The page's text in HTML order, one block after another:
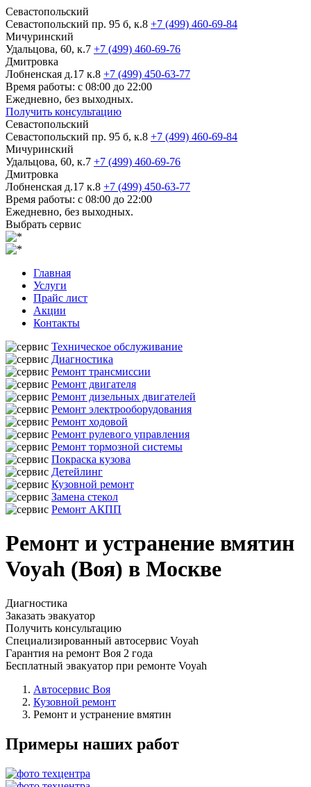
Севастопольский
Севастопольский пр. 95 б, к.8 +7 (499) 460-69-84
Мичуринский
Удальцова, 60, к.7 +7 (499) 460-69-76
Дмитровка
Лобненская д.17 к.8 +7 (499) 450-63-77
Время работы: с 08:00 до 22:00
Ежедневно, без выходных.
Получить консультацию
Севастопольский
Севастопольский пр. 95 б, к.8 +7 (499) 460-69-84
Мичуринский
Удальцова, 60, к.7 +7 (499) 460-69-76
Дмитровка
Лобненская д.17 к.8 +7 (499) 450-63-77
Время работы: с 08:00 до 22:00
Ежедневно, без выходных.
Выбрать сервис
Главная
Услуги
Прайс лист
Акции
Контакты
Техническое обслуживание
Диагностика
Ремонт трансмиссии
Ремонт двигателя
Ремонт дизельных двигателей
Ремонт электрооборудования
Ремонт ходовой
Ремонт рулевого управления
Ремонт тормозной системы
Покраска кузова
Детейлинг
Кузовной ремонт
Замена стекол
Ремонт АКПП
Ремонт и устранение вмятин
Voyah (Воя) в Москве
Диагностика
Заказать эвакуатор
Получить консультацию
Специализированный автосервис Voyah
Гарантия на ремонт Воя 2 года
Бесплатный эвакуатор при ремонте Voyah
Автосервис Воя
Кузовной ремонт
Ремонт и устранение вмятин
Примеры наших работ